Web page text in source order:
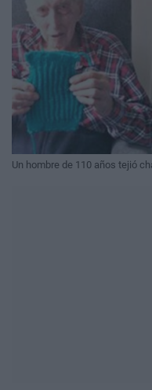
Un hombre de 110 años tejió